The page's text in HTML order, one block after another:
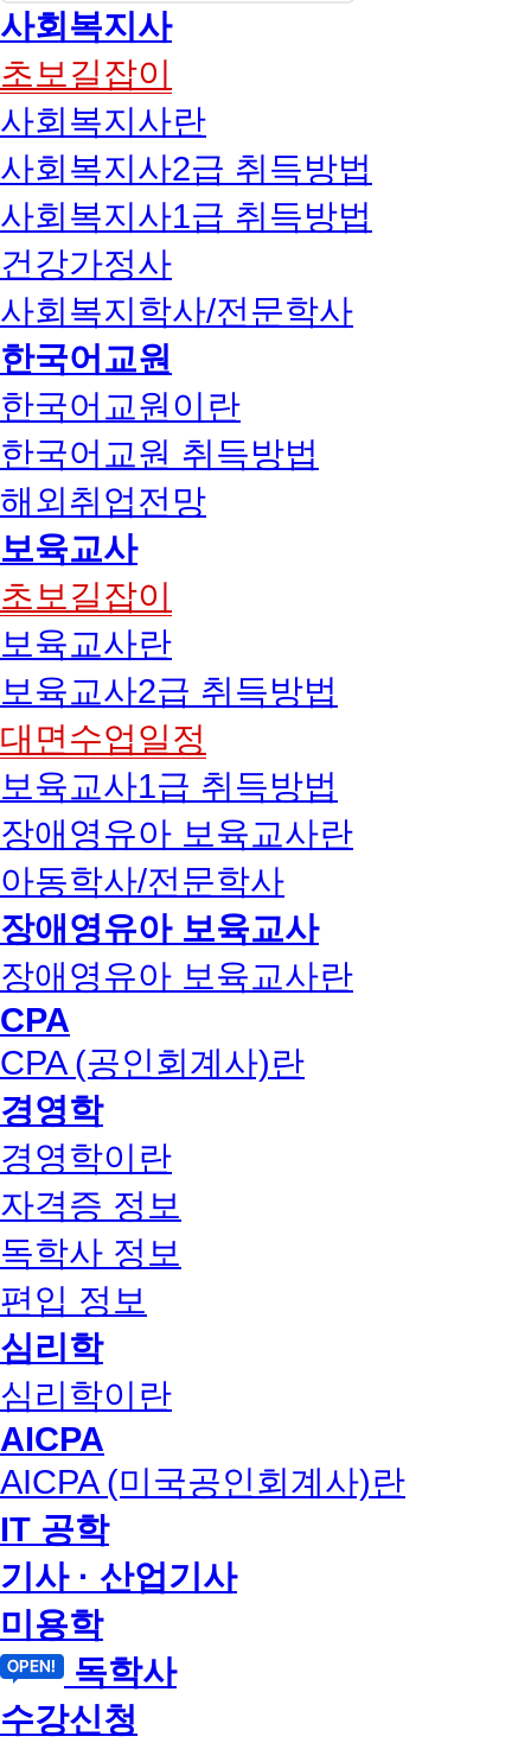
사회복지사
초보길잡이
사회복지사란
사회복지사2급 취득방법
사회복지사1급 취득방법
건강가정사
사회복지학사/전문학사
한국어교원
한국어교원이란
한국어교원 취득방법
해외취업전망
보육교사
초보길잡이
보육교사란
보육교사2급 취득방법
대면수업일정
보육교사1급 취득방법
장애영유아 보육교사란
아동학사/전문학사
장애영유아 보육교사
장애영유아 보육교사란
CPA
CPA (공인회계사)란
경영학
경영학이란
자격증 정보
독학사 정보
편입 정보
심리학
심리학이란
AICPA
AICPA (미국공인회계사)란
IT 공학
기사 · 산업기사
미용학
독학사
수강신청